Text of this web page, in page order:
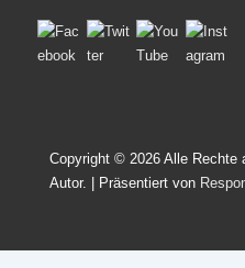
Copyright © 2026 Alle Rechte
Autor.
| Präsentiert von